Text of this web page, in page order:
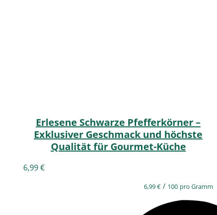
Erlesene Schwarze Pfefferkörner –
Exklusiver Geschmack und höchste
Qualität für Gourmet-Küche
6,99€
6,99€ / 100 pro Gramm